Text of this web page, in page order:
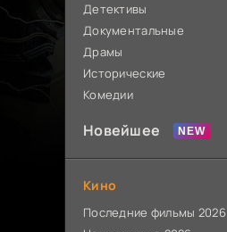
Детективы
Документальные
Драмы
Исторические
Комедии
Новейшее
Кино
Последние фильмы 2026